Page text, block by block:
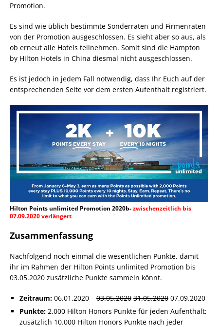
Promotion.
Es sind wie üblich bestimmte Sonderraten und Firmenraten
von der Promotion ausgeschlossen. Es sieht aber so aus, als
ob erneut alle Hotels teilnehmen. Somit sind die Hampton
by Hilton Hotels in China diesmal nicht ausgeschlossen.
Es ist jedoch in jedem Fall notwendig, dass Ihr Euch auf der
entsprechenden Seite vor dem ersten Aufenthalt registriert.
Hilton Points unlimited Promotion 2020b-zwischenzeitlich bis
07.09.2020 verlängert
Zusammenfassung
Nachfolgend noch einmal die wesentlichen Punkte, damit
ihr im Rahmen der Hilton Points unlimited Promotion bis
03.05.2020 zusätzliche Punkte sammeln könnt.
Zeitraum: 06.01.2020 – 03.05.2020 31.05.2020 07.09.2020
Punkte: 2.000 Hilton Honors Punkte für jeden Aufenthalt;
zusätzlich 10.000 Hilton Honors Punkte nach jeder